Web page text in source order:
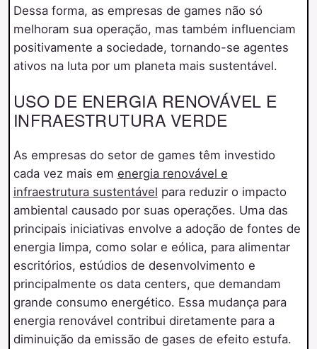
Dessa forma, as empresas de games não só
melhoram sua operação, mas também influenciam
positivamente a sociedade, tornando-se agentes
ativos na luta por um planeta mais sustentável.
USO DE ENERGIA RENOVÁVEL E
INFRAESTRUTURA VERDE
As empresas do setor de games têm investido
cada vez mais em energia renovável e
infraestrutura sustentável para reduzir o impacto
ambiental causado por suas operações. Uma das
principais iniciativas envolve a adoção de fontes de
energia limpa, como solar e eólica, para alimentar
escritórios, estúdios de desenvolvimento e
principalmente os data centers, que demandam
grande consumo energético. Essa mudança para
energia renovável contribui diretamente para a
diminuição da emissão de gases de efeito estufa.